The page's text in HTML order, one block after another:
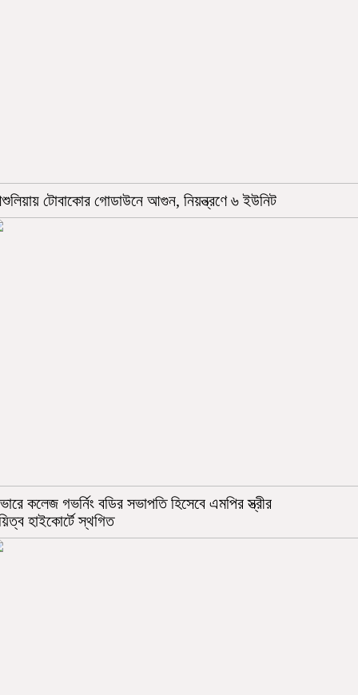
টোবাকোর গোডাউনে আগুন, নিয়ন্ত্রণে ৬ ইউনিট
কলেজ গভর্নিং বডির সভাপতি হিসেবে এমপির স্ত্রীর
হাইকোর্টে স্থগিত